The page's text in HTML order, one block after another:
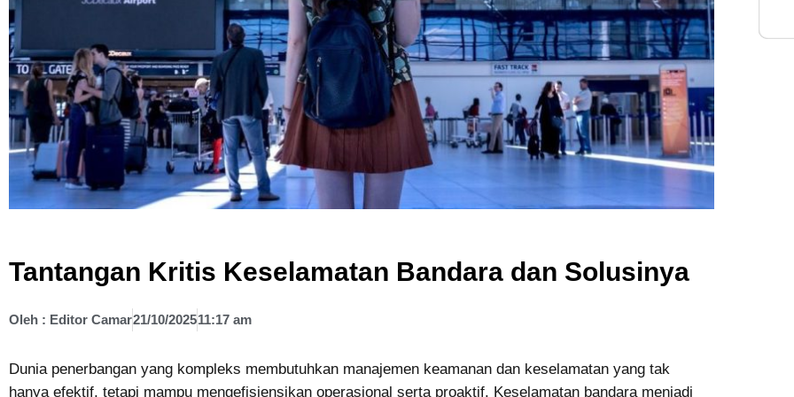
Tantangan Kritis Keselamatan Bandara dan Solusinya
Oleh : Editor Camar21/10/202511:17 am
Dunia penerbangan yang kompleks membutuhkan manajemen keamanan dan keselamatan yang tak
hanya efektif, tetapi mampu mengefisiensikan operasional serta proaktif. Keselamatan bandara menjadi